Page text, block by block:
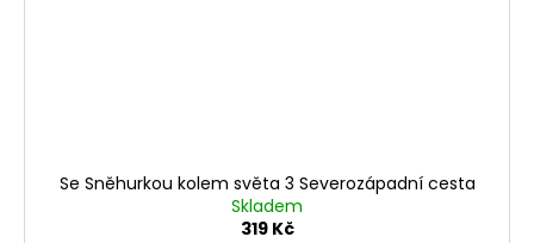
Se Sněhurkou kolem světa 3 Severozápadní cesta
Skladem
319 Kč